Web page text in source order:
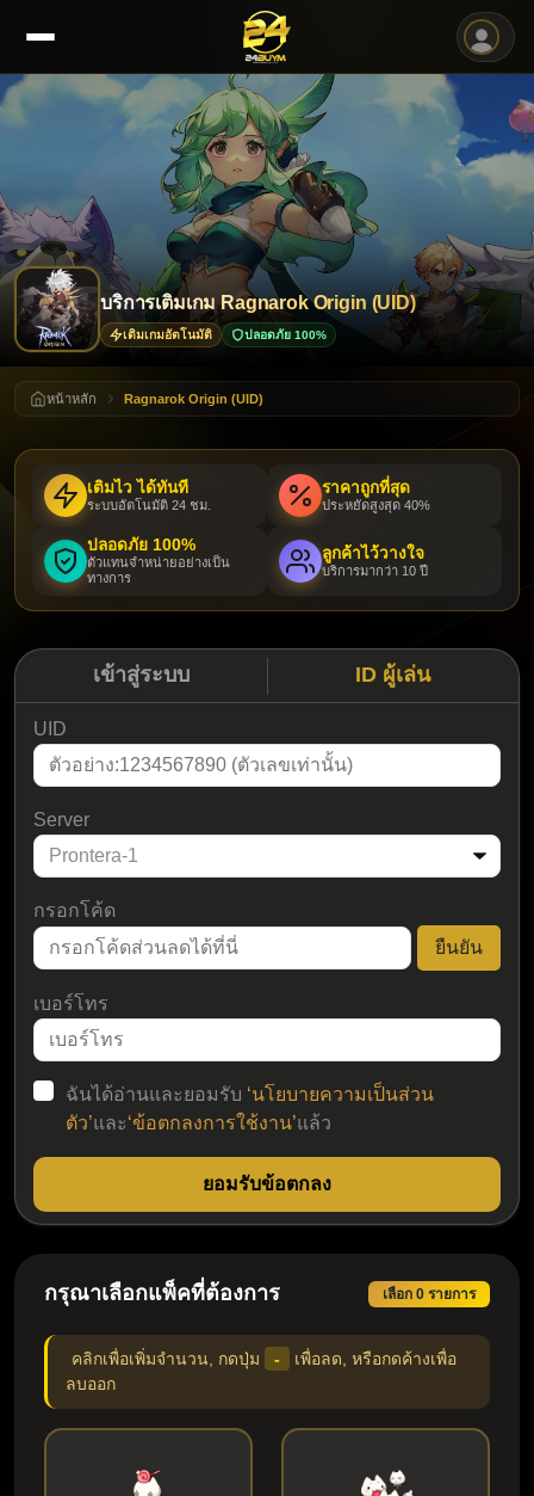
บริการเติมเกม Ragnarok Origin (UID)
เติมเกมอัตโนมัติ ปลอดภัย 100%
หน้าหลัก Ragnarok Origin (UID)
เติมไว ได้ทันที
ระบบอัตโนมัติ 24 ชม.
ราคาถูกที่สุด
ประหยัดสูงสุด 40%
ปลอดภัย 100%
ตัวแทนจำหน่ายอย่างเป็น
ทางการ
ลูกค้าไว้วางใจ
บริการมากว่า 10 ปี
เข้าสู่ระบบ ID ผู้เล่น
UID
Server
กรอกโค้ด
ยืนยัน
เบอร์โทร
ฉันได้อ่านและยอมรับ ‘นโยบายความเป็นส่วน
ตัว’และ‘ข้อตกลงการใช้งาน’แล้ว
ยอมรับข้อตกลง
กรุณาเลือกแพ็คที่ต้องการ เลือก 0 รายการ
คลิกเพื่อเพิ่มจำนวน, กดปุ่ม -
เพื่อลด, หรือกดค้างเพื่อ
ลบออก